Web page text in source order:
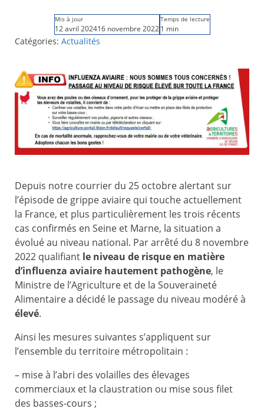
Mis à jour
12 avril 202416 novembre 2022
Temps de lecture
1 min
Catégories: Actualités
Depuis notre courrier du 25 octobre alertant sur
l’épisode de grippe aviaire qui touche actuellement
la France, et plus particulièrement les trois récents
cas confirmés en Seine et Marne, la situation a
évolué au niveau national. Par arrêté du 8 novembre
2022 qualifiant le niveau de risque en matière
d’influenza aviaire hautement pathogène, le
Ministre de l’Agriculture et de la Souveraineté
Alimentaire a décidé le passage du niveau modéré à
élevé.
Ainsi les mesures suivantes s’appliquent sur
l’ensemble du territoire métropolitain :
– mise à l’abri des volailles des élevages
commerciaux et la claustration ou mise sous filet
des basses-cours ;